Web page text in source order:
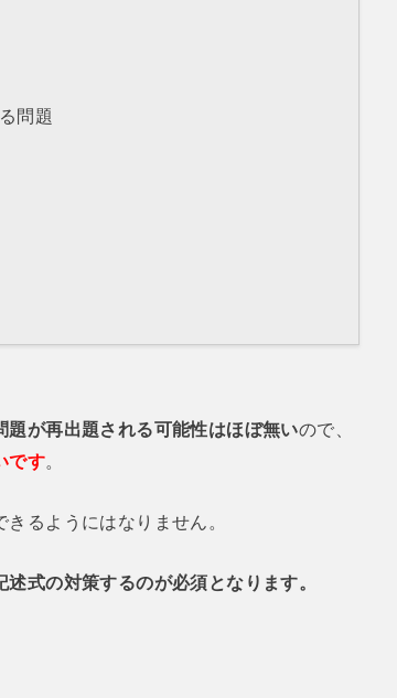
問題
題が再出題される可能性はほぼ無いので、
です
るようにはなりません。
式の対策するのが必須となります。